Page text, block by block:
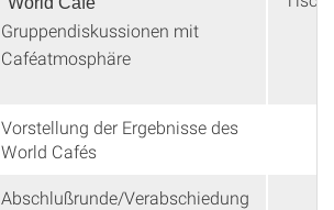
Gruppendiskussionen mit
Caféatmosphäre
Vorstellung der Ergebnisse des
World Cafés
Abschlußrunde/Verabschiedung